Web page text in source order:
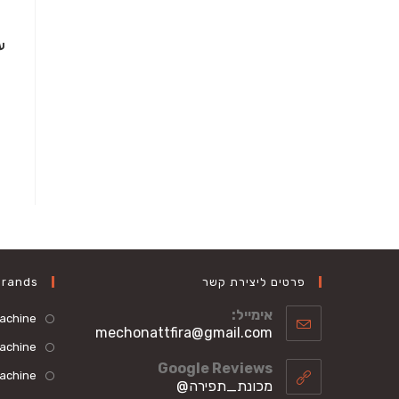
פרטים ליצירת קשר
אימייל:
mechonattfira@gmail.com
application
Google Reviews
מכונת_תפירה@